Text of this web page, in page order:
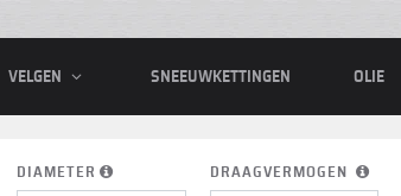
VELGEN SNEEUWKETTINGEN OLIE
DIAMETER DRAAGVERMOGEN